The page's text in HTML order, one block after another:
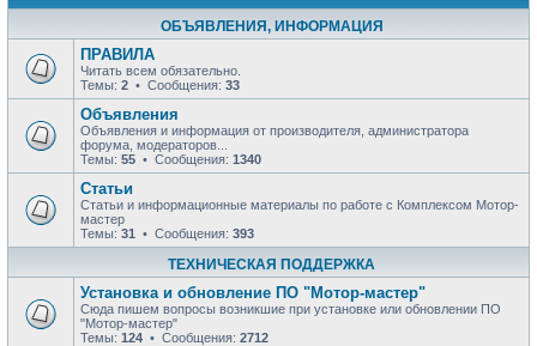
ОБЪЯВЛЕНИЯ, ИНФОРМАЦИЯ
ПРАВИЛА
Читать всем обязательно.
Темы: 2 • Сообщения: 33
Объявления
Объявления и информация от производителя, администратора
форума, модераторов...
Темы: 55 • Сообщения: 1340
Статьи
Статьи и информационные материалы по работе с Комплексом Мотор-
мастер
Темы: 31 • Сообщения: 393
ТЕХНИЧЕСКАЯ ПОДДЕРЖКА
Установка и обновление ПО "Мотор-мастер"
Сюда пишем вопросы возникшие при установке или обновлении ПО
"Мотор-мастер"
Темы: 124 • Сообщения: 2712